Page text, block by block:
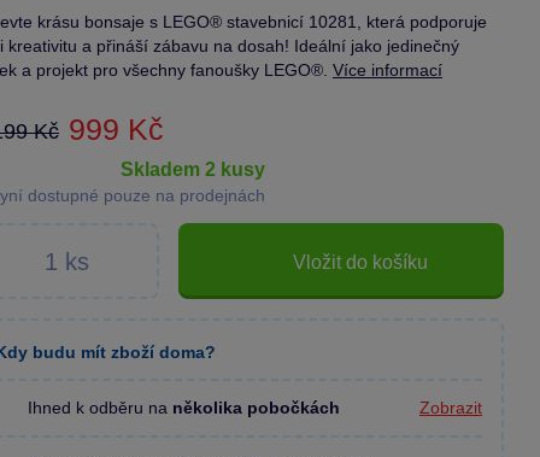
krásu bonsaje s LEGO® stavebnicí 10281, která podporuje
kreativitu a přináší zábavu na dosah! Ideální jako jedinečný
a projekt pro všechny fanoušky LEGO®. Více informací
Kč 999 Kč
skladem 2 kusy
dostupné pouze na prodejnách
Vložit do košíku
budu mít zboží doma?
Ihned k odběru na několika pobočkách Zobrazit